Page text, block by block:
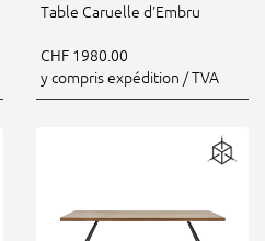
Table Caruelle d'Embru
CHF 1980.00
y compris expédition / TVA